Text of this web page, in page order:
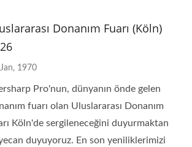
Donanım Fuarı (Köln)
1970
Pro'nun, dünyanın önde gelen
fuarı olan Uluslararası Donanım
Köln'de sergileneceğini duyurmaktan
duyuyoruz. En son yeniliklerimizi